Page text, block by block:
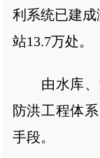
利系统已建成
站13.7万处。
由水库、
防洪工程体
手段。